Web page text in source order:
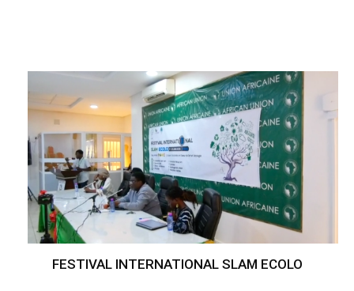
FESTIVAL INTERNATIONAL SLAM ECOLO